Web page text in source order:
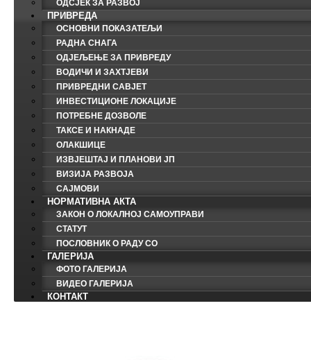
ОДСЈЕК ЗА РАЗВОЈ
ПРИВРЕДА
ОСНОВНИ ПОКАЗАТЕЉИ
РАДНА СНАГА
ОДЈЕЉЕЊЕ ЗА ПРИВРЕДУ
ВОДИЧИ И ЗАХТЈЕВИ
ПРИВРЕДНИ САВЈЕТ
ИНВЕСТИЦИОНЕ ЛОКАЦИЈЕ
ПОТРЕБНЕ ДОЗВОЛЕ
ТАКСЕ И НАКНАДЕ
ОЛАКШИЦЕ
ИЗВЈЕШТАЈ И ПЛАНОВИ ЈП
ВИЗИЈА РАЗВОЈА
САЈМОВИ
НОРМАТИВНА АКТА
ЗАКОН О ЛОКАЛНОЈ САМОУПРАВИ
СТАТУТ
ПОСЛОВНИК О РАДУ СО
ГАЛЕРИЈА
ФОТО ГАЛЕРИЈА
ВИДЕО ГАЛЕРИЈА
КОНТАКТ